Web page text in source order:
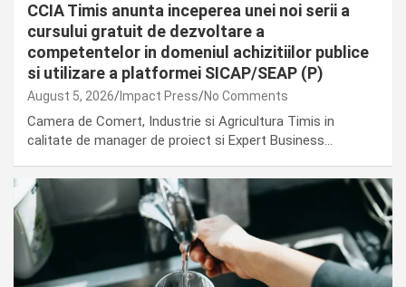
CCIA Timis anunta inceperea unei noi serii a
cursului gratuit de dezvoltare a
competentelor in domeniul achizitiilor publice
si utilizare a platformei SICAP/SEAP (P)
August 5, 2026 Impact Press No Comments
Camera de Comert, Industrie si Agricultura Timis in
calitate de manager de proiect si Expert Business…